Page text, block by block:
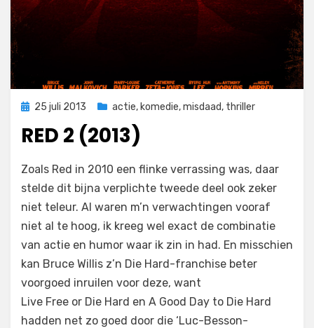
Geplaatst
25 juli 2013 actie, komedie,misdaad, thriller
RED 2 (2013)
doorFilmofiel.nl
Laat een reactie achterop
2
(2013)
Zoals Red in 2010 een flinke verrassing was, daar
stelde dit bijna verplichte tweede deel ook zeker
niet teleur. Al waren m’n verwachtingen vooraf
niet al te hoog, ik kreeg wel exact de combinatie
van actie en humor waar ik zin in had. En misschien
kan Bruce Willis z’n Die Hard-franchise beter
voorgoed inruilen voor deze, want
Live Free or Die Hard en A Good Day to Die Hard
hadden net zo goed door die ‘Luc-Besson-